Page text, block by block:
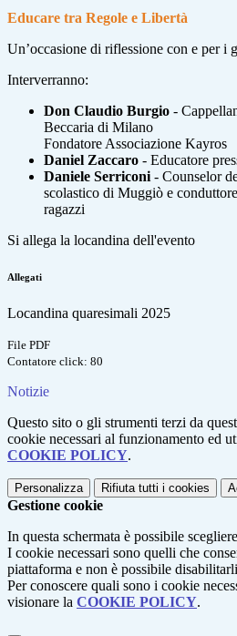
Educare tra Regole e Libertà
Un’occasione di riflessione con e per i
Interverranno:
Don Claudio Burgio -
Beccaria di Milano
Fondatore Associazione Kayros
Daniel Zaccaro - Educatore
Daniele Serriconi - Counselor
scolastico di Muggiò e
ragazzi
Si allega la locandina dell'evento
Allegati
Locandina quaresimali 2025
File PDF
Contatore click: 80
Notizie
Questo sito o gli strumenti terzi da
cookie necessari al funzionamento ed
COOKIE POLICY.
Personalizza Rifiuta tutti i cookies
Gestione cookie
In questa schermata è possibile
I cookie necessari sono quelli che
piattaforma e non è possibile
Per conoscere quali sono i cookie
visionare la COOKIE POLICY.